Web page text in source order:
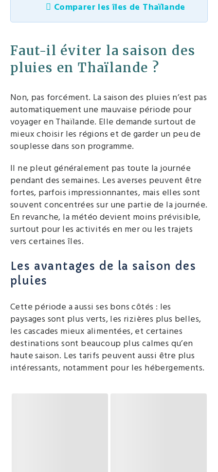
Comparer les îles de Thaïlande
Faut-il éviter la saison des
pluies en Thaïlande ?
Non, pas forcément. La saison des pluies n’est pas
automatiquement une mauvaise période pour
voyager en Thaïlande. Elle demande surtout de
mieux choisir les régions et de garder un peu de
souplesse dans son programme.
Il ne pleut généralement pas toute la journée
pendant des semaines. Les averses peuvent être
fortes, parfois impressionnantes, mais elles sont
souvent concentrées sur une partie de la journée.
En revanche, la météo devient moins prévisible,
surtout pour les activités en mer ou les trajets
vers certaines îles.
Les avantages de la saison des
pluies
Cette période a aussi ses bons côtés : les
paysages sont plus verts, les rizières plus belles,
les cascades mieux alimentées, et certaines
destinations sont beaucoup plus calmes qu’en
haute saison. Les tarifs peuvent aussi être plus
intéressants, notamment pour les hébergements.